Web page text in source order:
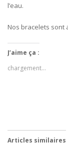
l’eau.
Nos bracelets sont
J’aime ça :
chargement…
Articles similaires